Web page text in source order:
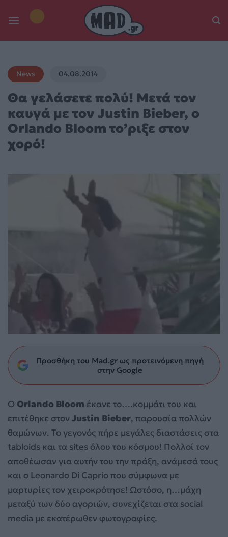
News 04.08.2014
Θα γελάσετε πολύ! Μετά τον
καυγά με τον Justin Bieber, ο
Οrlando Bloom το’ριξε στον
χορό!
Προσθήκη του Mad.gr ως προτεινόμενη πηγή
στην Google
O Orlando Bloom έκανε το….κομμάτι του και
επιτέθηκε στονJustin Bieber, παρουσία πολλών
θαμώνων. Το γεγονός πήρε μεγάλες διαστάσεις στα
tabloids και τα sites όλου του κόσμου! Πολλοί τον
αποθέωσαν για αυτήν του την πράξη, ανάμεσά τους
και ο Leonardo Di Caprio που σύμφωνα με
μαρτυρίες τον χειροκρότησε! Ωστόσο, η…μάχη
μεταξύ των δύο αγοριών, συνεχίζεται στα social
media με εκατέρωθεν φωτογραφίες.